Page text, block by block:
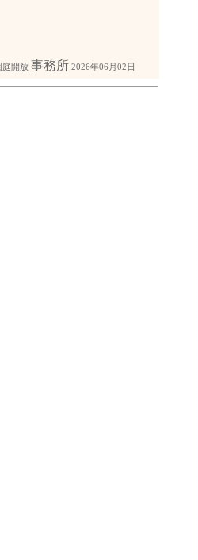
庭開放 事務所 2026年06月02日